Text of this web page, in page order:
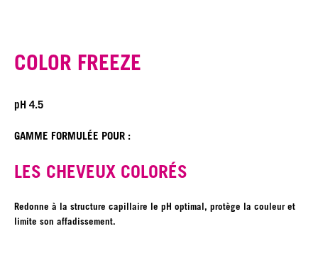
COLOR FREEZE
pH 4.5
GAMME FORMULÉE POUR :
LES CHEVEUX COLORÉS
Redonne à la structure capillaire le pH optimal, protège la couleur et
limite son affadissement.